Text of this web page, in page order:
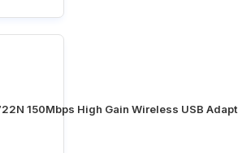
150Mbps High Gain Wireless USB